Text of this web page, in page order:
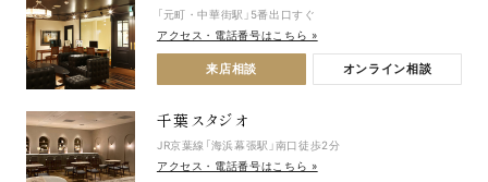
「元町・中華街駅」5番出口すぐ
アクセス・電話番号はこちら »
来店相談 オンライン相談
千葉スタジオ
JR京葉線「海浜幕張駅」南口徒歩2分
アクセス・電話番号はこちら »